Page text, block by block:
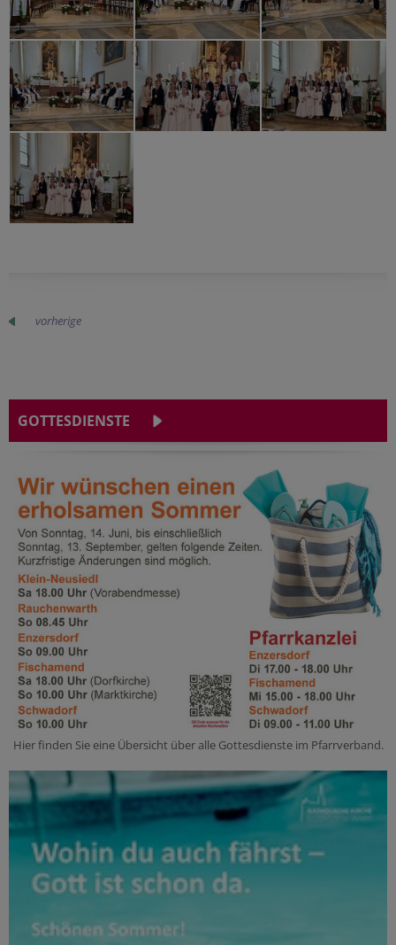
vorherige
GOTTESDIENSTE
Hier finden Sie eine Übersicht über alle Gottesdienste im Pfarrverband.